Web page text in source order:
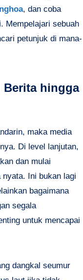
, dan coba
Mempelajari sebuah
petunjuk di mana-
Berita hingga
maka media
Di level lanjutan,
dan mulai
nyata. Ini bukan lagi
bagaimana
segala
untuk mencapai
dangkal seumur